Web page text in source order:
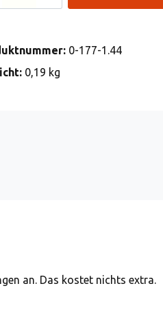
0-177-1.44
0,19 kg
an. Das kostet nichts extra.